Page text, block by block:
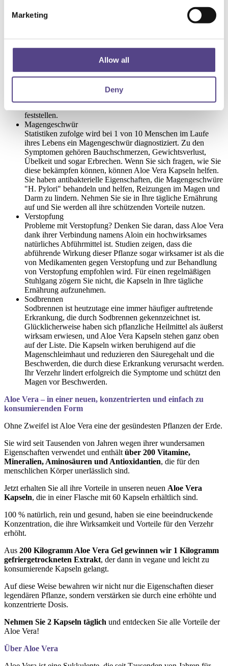
Marketing
Allow all
Deny
Sie diese Symptome loswerden. Studien zeigen, dass die
Pflanze als Schutzschicht wirkt, die die Magenschleimhaut
überzieht und vor Säure schützt. Bei regelmäßiger Einnahme
Diabetes
Haben Sie Diabetes oder Prädiabetes? Aloe Vera Kapseln
sind hier, um zu helfen. Studien zeigen, dass diese
reguliert. Ärzte empfehlen sie Menschen mit Typ-2-Diabetes
als echte Hilfe gegen diese ernsthafte Krankheit. Nehmen Sie
die Kapseln in Ihre tägliche Ernährung auf und Sie werden in
feststellen.
Magengeschwür
Statistiken zufolge wird bei 1 von 10 Menschen im Laufe
ihres Lebens ein Magengeschwür diagnostiziert. Zu den
Symptomen gehören Bauchschmerzen, Gewichtsverlust,
Übelkeit und sogar Erbrechen. Wenn Sie sich fragen, wie Sie
diese bekämpfen können, können Aloe Vera Kapseln helfen.
Sie haben antibakterielle Eigenschaften, die Magengeschwüre
"H. Pylori" behandeln und helfen, Reizungen im Magen und
Darm zu lindern. Nehmen Sie sie in Ihre tägliche Ernährung
auf und Sie werden all ihre schützenden Vorteile nutzen.
Verstopfung
Probleme mit Verstopfung? Denken Sie daran, dass Aloe Vera
dank ihrer Verbindung namens Aloin ein hochwirksames
natürliches Abführmittel ist. Studien zeigen, dass die
abführende Wirkung dieser Pflanze sogar wirksamer ist als die
von Medikamenten gegen Verstopfung und zur Behandlung
von Verstopfung empfohlen wird. Für einen regelmäßigen
Stuhlgang zögern Sie nicht, die Kapseln in Ihre tägliche
Ernährung aufzunehmen.
Sodbrennen
Sodbrennen ist heutzutage eine immer häufiger auftretende
Erkrankung, die durch Sodbrennen gekennzeichnet ist.
Glücklicherweise haben sich pflanzliche Heilmittel als äußerst
wirksam erwiesen, und Aloe Vera Kapseln stehen ganz oben
auf der Liste. Die Kapseln wirken beruhigend auf die
Magenschleimhaut und reduzieren den Säuregehalt und die
Beschwerden, die durch diese Erkrankung verursacht werden.
Ihr Verzehr lindert erfolgreich die Symptome und schützt den
Magen vor Beschwerden.
Aloe Vera – in einer neuen, konzentrierten und einfach zu
konsumierenden Form
Ohne Zweifel ist Aloe Vera eine der gesündesten Pflanzen der Erde.
Sie wird seit Tausenden von Jahren wegen ihrer wundersamen
Eigenschaften verwendet und enthält über 200 Vitamine,
Mineralien, Aminosäuren und Antioxidantien, die für den
menschlichen Körper unerlässlich sind.
Jetzt erhalten Sie all ihre Vorteile in unseren neuen Aloe Vera
Kapseln, die in einer Flasche mit 60 Kapseln erhältlich sind.
100 % natürlich, rein und gesund, haben sie eine beeindruckende
Konzentration, die ihre Wirksamkeit und Vorteile für den Verzehr
erhöht.
Aus 200 Kilogramm Aloe Vera Gel gewinnen wir 1 Kilogramm
gefriergetrockneten Extrakt, der dann in vegane und leicht zu
konsumierende Kapseln gelangt.
Auf diese Weise bewahren wir nicht nur die Eigenschaften dieser
legendären Pflanze, sondern verstärken sie durch eine erhöhte und
konzentrierte Dosis.
Nehmen Sie 2 Kapseln täglich und entdecken Sie alle Vorteile der
Aloe Vera!
Über Aloe Vera